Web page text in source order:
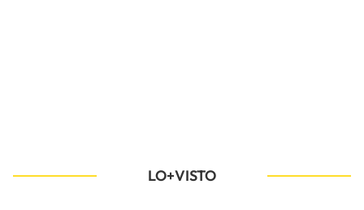
LO+VISTO